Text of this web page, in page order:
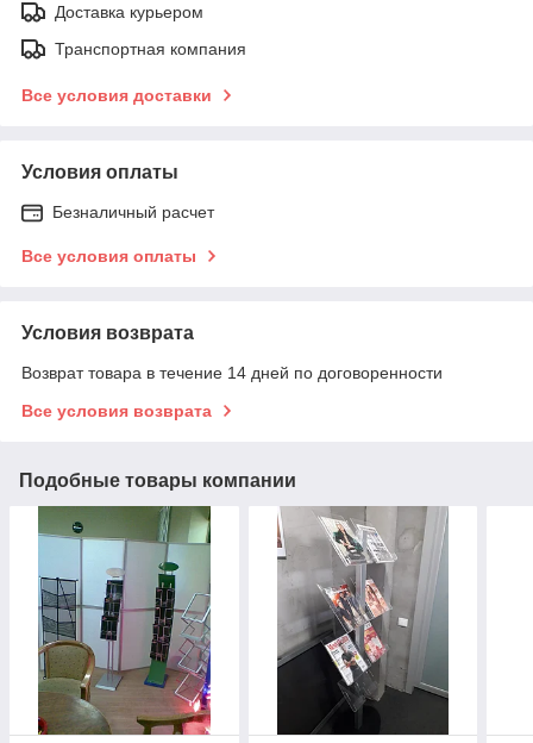
Доставка курьером
Транспортная компания
Все условия доставки
Условия оплаты
Безналичный расчет
Все условия оплаты
Условия возврата
Возврат товара в течение 14 дней по договоренности
Все условия возврата
Подобные товары компании